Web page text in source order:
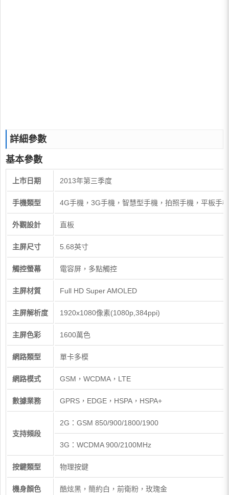
詳細參數
基本參數
上市日期 2013年第三季度
手機類型 4G手機，3G手機，智慧型手機，拍照手機，平板手機
外觀設計 直板
主屏尺寸 5.68英寸
觸控螢幕 電容屏，多點觸控
主屏材質 Full HD Super AMOLED
主屏解析度 1920x1080像素(1080p,384ppi)
主屏色彩 1600萬色
網路類型 單卡多模
網路模式 GSM，WCDMA，LTE
數據業務 GPRS，EDGE，HSPA，HSPA+
支持頻段
2G：GSM 850/900/1800/1900
3G：WCDMA 900/2100MHz
按鍵類型 物理按鍵
機身顏色 酷炫黑，簡約白，前衛粉，玫瑰金